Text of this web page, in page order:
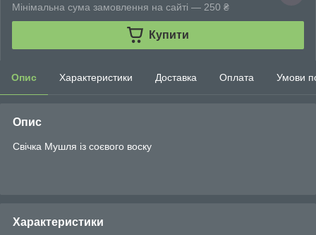
Мінімальна сума замовлення на сайті — 250 ₴
Купити
Опис Характеристики Доставка Оплата Умови
Опис
Свічка Мушля із соєвого воску
Характеристики